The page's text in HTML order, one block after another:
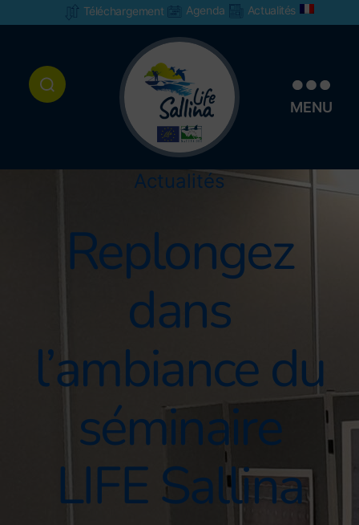
Téléchargement Agenda Actualités
MENU
Actualités
Replongez
dans
l’ambiance du
séminaire
LIFE Sallina